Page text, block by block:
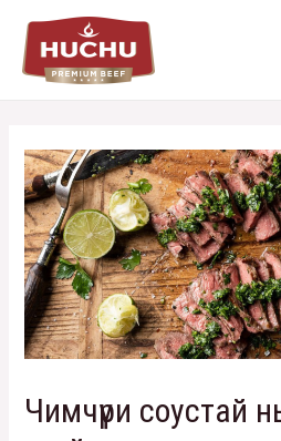
Чимчүри соустай